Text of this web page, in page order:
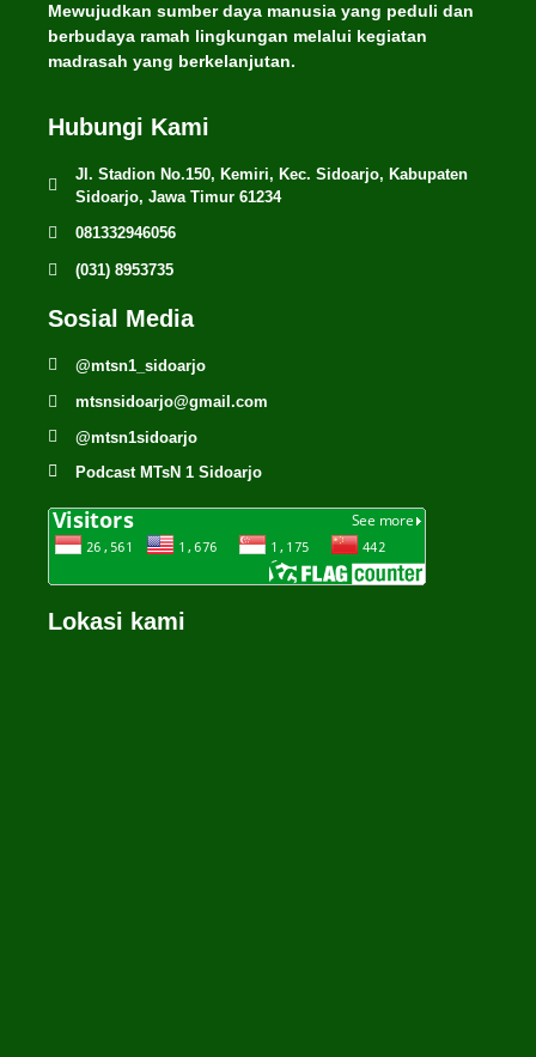
Mewujudkan sumber daya manusia yang peduli dan
berbudaya ramah lingkungan melalui kegiatan
madrasah yang berkelanjutan.
Hubungi Kami
Jl. Stadion No.150, Kemiri, Kec. Sidoarjo, Kabupaten
Sidoarjo, Jawa Timur 61234
081332946056
(031) 8953735
Sosial Media
@mtsn1_sidoarjo
mtsnsidoarjo@gmail.com
@mtsn1sidoarjo
Podcast MTsN 1 Sidoarjo
Lokasi kami